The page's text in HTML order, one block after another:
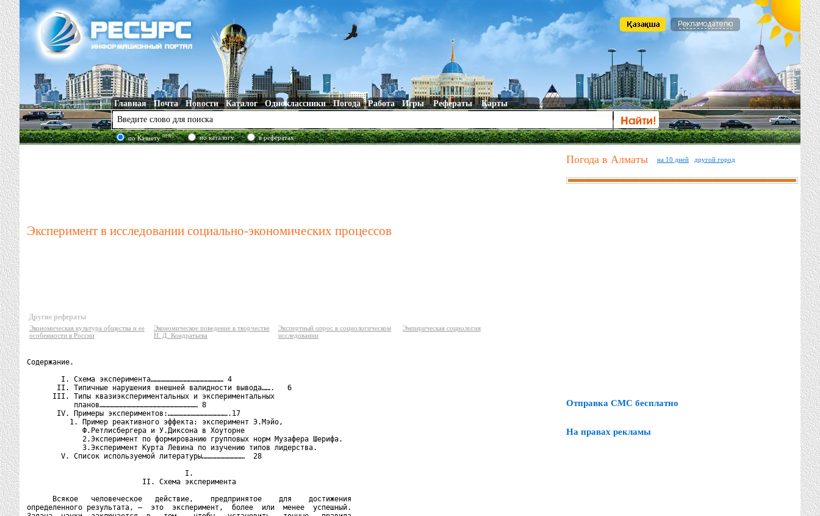
Главная Почта Новости Каталог Одноклассники Погода Работа Игры Рефераты Карты
по Казнетуnew! по каталогу в рефератах
Эксперимент в исследовании социально-экономических процессов
Другие рефераты
Экономическая культура общества и ее
особенности в России
Экономическое поведение в творчестве
Н. Д. Кондратьева
Экспертный опрос в социологическом
исследовании
Эмпирическая социология
Содержание.
        I. Схема эксперимента…………………………………………… 4
       II. Типичные нарушения внешней валидности вывода…….   6
      III. Типы квазиэкспериментальных и экспериментальных
           планов…………………………………………………………… 8
       IV. Примеры экспериментов:…………………………………….17
          1. Пример реактивного эффекта: эксперимент Э.Мэйо,
             Ф.Ретлисбергера и У.Диксона в Хоуторне
             2.Эксперимент по формированию групповых норм Музафера Шерифа.
             3.Эксперимент Курта Левина по изучению типов лидерства.
        V. Список используемой литературы…………………………  28
                                     I.
                           II. Схема эксперимента
      Всякое   человеческое   действие,    предпринятое    для    достижения
определенного результата, —  это  эксперимент,  более  или  менее  успешный.
Погода в Алматы на 10 дней другой город
Отправка СМС бесплатно
На правах рекламы